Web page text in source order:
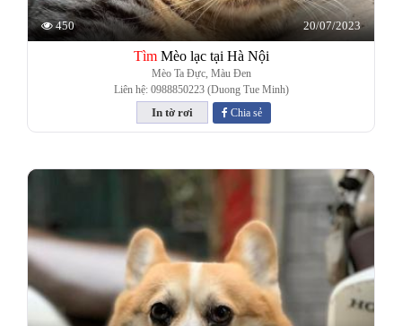
450 20/07/2023
Tìm Mèo lạc tại Hà Nội
Mèo Ta Đực, Màu Đen
Liên hệ: 0988850223 (Duong Tue Minh)
Chia sẻ